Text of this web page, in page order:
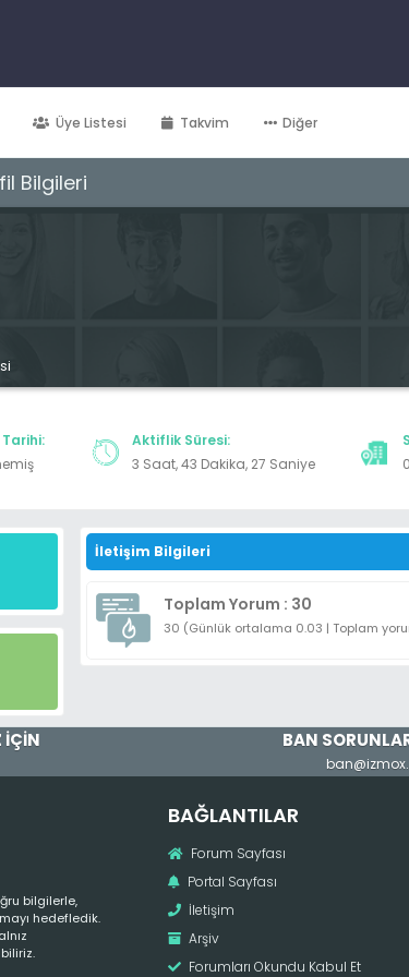
Üye Listesi Takvim Diğer
Bilgileri
Aktiflik Süresi:
3 Saat, 43 Dakika, 27 Saniye
İletişim Bilgileri
Toplam Yorum : 30
30 (Günlük ortalama 0.03 | Toplam
İÇİN BAN
bilgilerle,
hedefledik.
BAĞLANTILAR
Forum Sayfası
Portal Sayfası
İletişim
Arşiv
Forumları Okundu Kabul Et